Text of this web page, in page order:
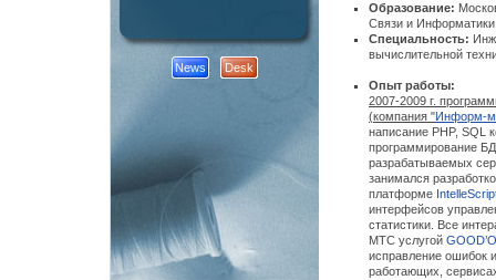
News Desk
Образование:
Связи и
Специальность:
вычислительной
Опыт работы:
2007-2009 г.
(компания "Информ-
написание PHP, SQL
программирование
разрабатываемых
занимался
платформе
интерфейсов
статистики. Все
МТС услугой
исправление ошибок
работающих,